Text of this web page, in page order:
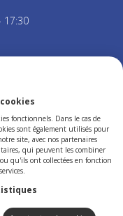
17:30
fériés.
2023
fonctionnels. Dans le cas de
sont également utilisés pour
site, avec nos partenaires
qui peuvent les combiner
qu'ils ont collectées en fonction